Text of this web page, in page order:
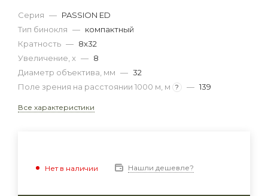
Серия — PASSION ED
Тип бинокля — компактный
Кратность — 8x32
Увеличение, x — 8
Диаметр объектива, мм — 32
Поле зрения на расстоянии 1000 м, м
? — 139
Все характеристики
Нет в наличии Нашли дешевле?